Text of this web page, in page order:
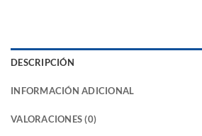
DESCRIPCIÓN
INFORMACIÓN ADICIONAL
VALORACIONES (0)